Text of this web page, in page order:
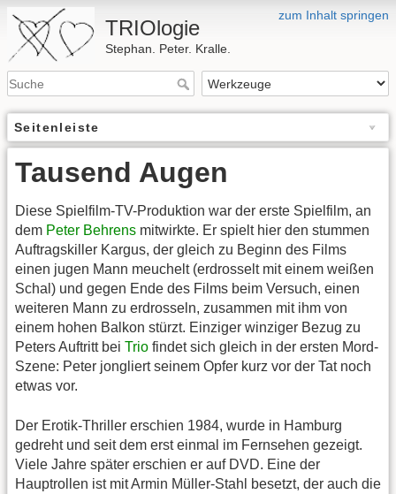
zum Inhalt springen
TRIOlogie
Stephan. Peter. Kralle.
Seitenleiste
Tausend Augen
Diese Spielfilm-TV-Produktion war der erste Spielfilm, an
dem Peter Behrens mitwirkte. Er spielt hier den stummen
Auftragskiller Kargus, der gleich zu Beginn des Films
einen jugen Mann meuchelt (erdrosselt mit einem weißen
Schal) und gegen Ende des Films beim Versuch, einen
weiteren Mann zu erdrosseln, zusammen mit ihm von
einem hohen Balkon stürzt. Einziger winziger Bezug zu
Peters Auftritt bei Trio findet sich gleich in der ersten Mord-
Szene: Peter jongliert seinem Opfer kurz vor der Tat noch
etwas vor.
Der Erotik-Thriller erschien 1984, wurde in Hamburg
gedreht und seit dem erst einmal im Fernsehen gezeigt.
Viele Jahre später erschien er auf DVD. Eine der
Hauptrollen ist mit Armin Müller-Stahl besetzt, der auch die